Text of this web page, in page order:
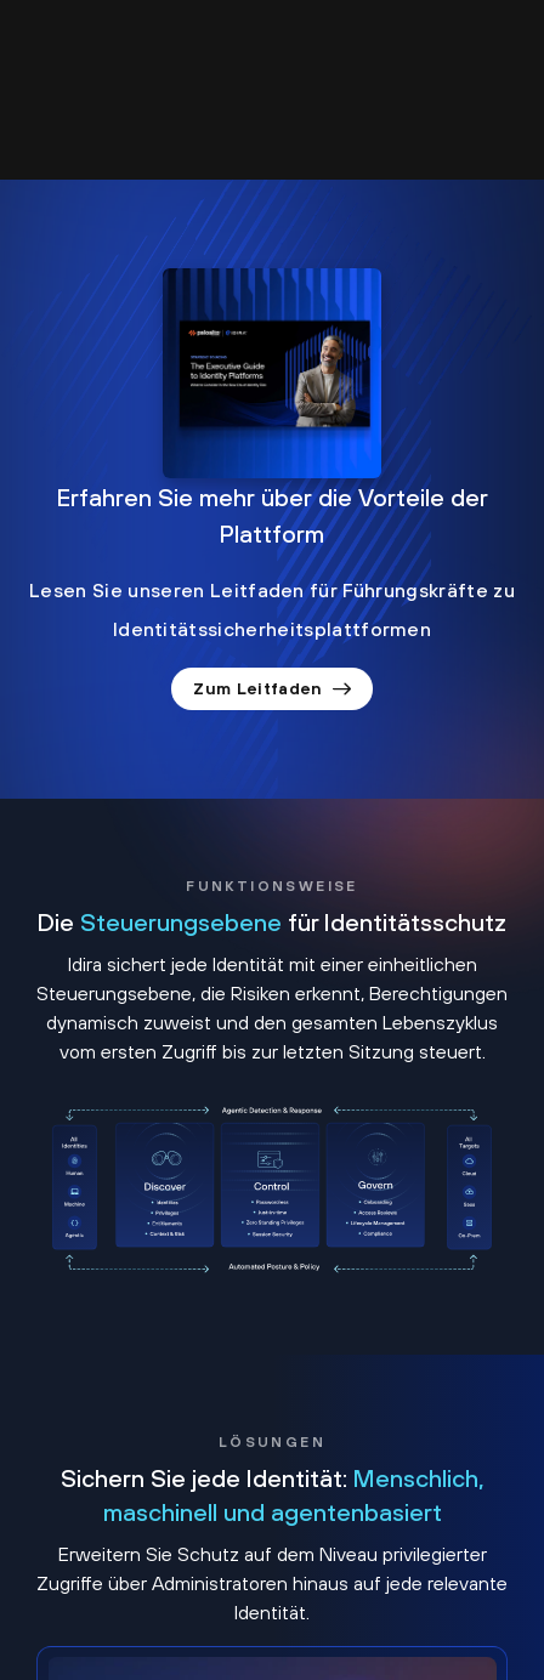
Erfahren Sie mehr über die Vorteile der
Plattform
Lesen Sie unseren Leitfaden für Führungskräfte zu
Identitätssicherheitsplattformen
Zum Leitfaden
FUNKTIONSWEISE
Die Steuerungsebene für Identitätsschutz
Idira sichert jede Identität mit einer einheitlichen
Steuerungsebene, die Risiken erkennt, Berechtigungen
dynamisch zuweist und den gesamten Lebenszyklus
vom ersten Zugriff bis zur letzten Sitzung steuert.
LÖSUNGEN
Sichern Sie jede Identität: Menschlich,
maschinell und agentenbasiert
Erweitern Sie Schutz auf dem Niveau privilegierter
Zugriffe über Administratoren hinaus auf jede relevante
Identität.